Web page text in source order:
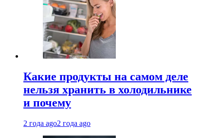
Какие продукты на самом деле
нельзя хранить в холодильнике
и почему
2 года ago2 года ago